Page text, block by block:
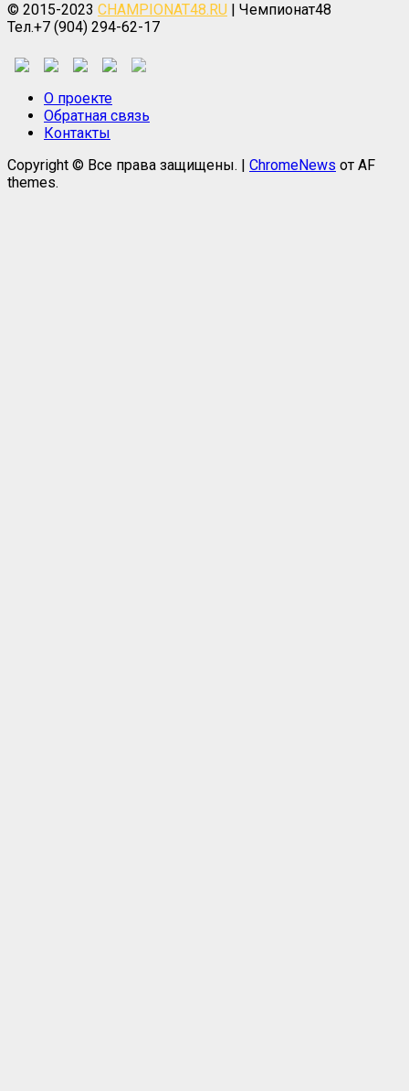
© 2015-2023 CHAMPIONAT48.RU | Чемпионат48
Тел.+7 (904) 294-62-17
О проекте
Обратная связь
Контакты
Copyright © Все права защищены. | ChromeNews от AF
themes.